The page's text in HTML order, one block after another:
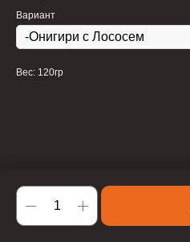
Вариант
Вес: 120гр